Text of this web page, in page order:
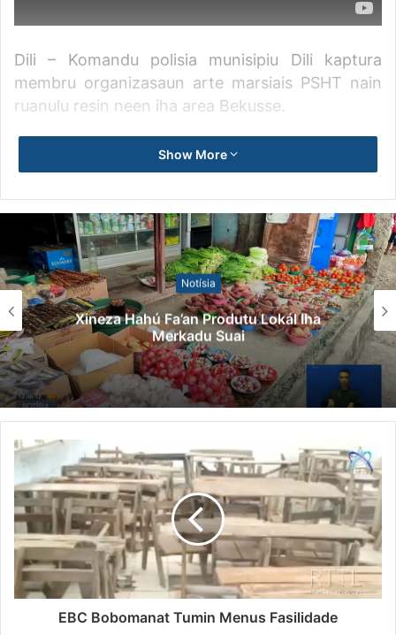
Dili – Komandu polisia munisipiu Dili kaptura
membru organizasaun arte marsiais PSHT nain
ruanulu resin neen iha area Bekusse.
Komandante polisia munisipiu Dili,
superintendente xefe, Henrique Da Costa
informa, polisia halo atuasaun ba membru arte
marsiais hirak ne’e, tamba viola regras ne’ebe
lider organizasaun sira fo sai ona hodi bandu atu
labele halao atkvidade treinu iha tempu kalan.
Hafoin kaptura ekipa lori kedas ba eskuadra
kristu rei hodi halo identifikasaun durante oras
balun nia laran hafoin liberta.
Durante operasaun, polisia nafatin halo atuasaun
ba membru organizasaun arte marsiais ne’ebe la
kumpri ba regras ka orientasaun ne’ebe lider
organizasaun arte marsiais sira fo sai.
Dadaun ne’e, komandu polisia munisipiu Dili
nafatin hetan apoiu husi unidade espesial polisia,
unidade polisia maritima no unidade
patruilamentu fronteira hodi halo patruilamentu
lao ain tama sai bairu iha kapital Dili, hodi
Show More
Notísia
Xineza Hahú Fa’an Produtu Lokál Iha
Merkadu Suai
EBC Bobomanat Tumin Menus Fasilidade